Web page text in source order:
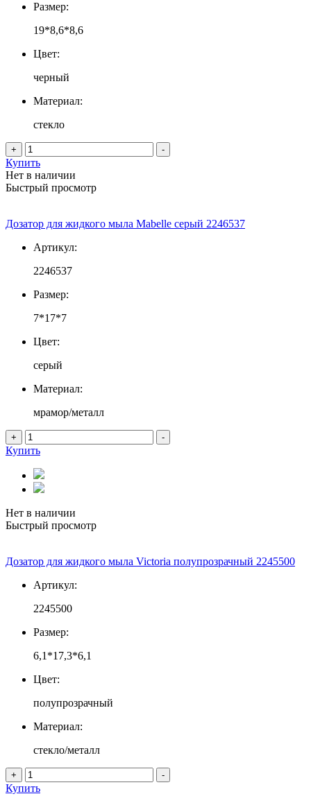
Размер:
19*8,6*8,6
Цвет:
черный
Материал:
стекло
+ -
Купить
Нет в наличии
Быстрый просмотр
Дозатор для жидкого мыла Mabelle серый 2246537
Артикул:
2246537
Размер:
7*17*7
Цвет:
серый
Материал:
мрамор/металл
+ -
Купить
Нет в наличии
Быстрый просмотр
Дозатор для жидкого мыла Victoria полупрозрачный 2245500
Артикул:
2245500
Размер:
6,1*17,3*6,1
Цвет:
полупрозрачный
Материал:
стекло/металл
+ -
Купить